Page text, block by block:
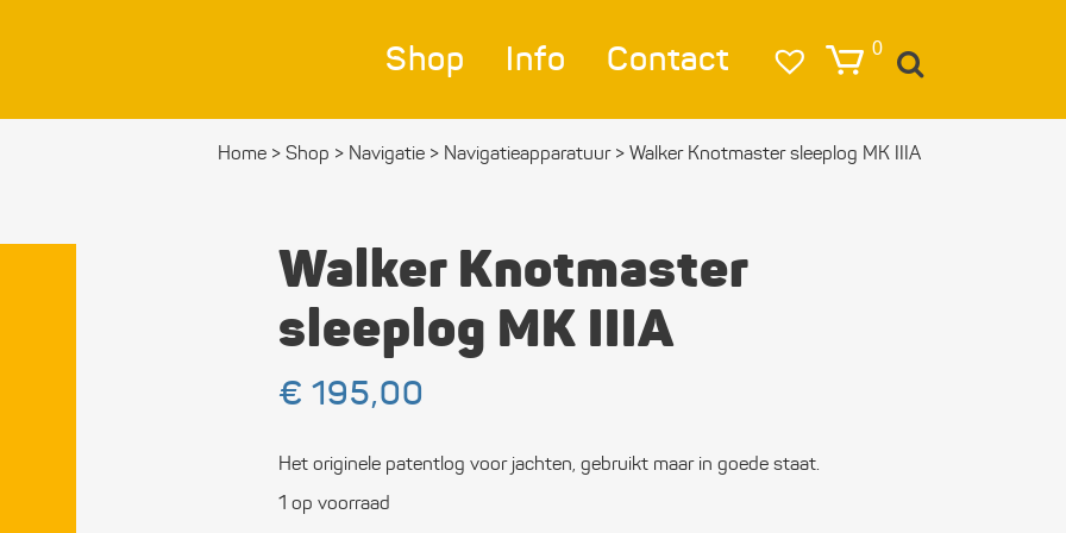
0
Shop
Navigatie
Verlichting
Afmeren & Ankeren
materialen
Info Contact
Home > Shop > Navigatie > Navigatie­apparatuur> Walker Knotmaster sleeplog MK IIIA
Walker Knotmaster
sleeplog MK IIIA
€ 195,00
Het originele patentlog voor jachten, gebruikt maar in goede staat.
1 op voorraad